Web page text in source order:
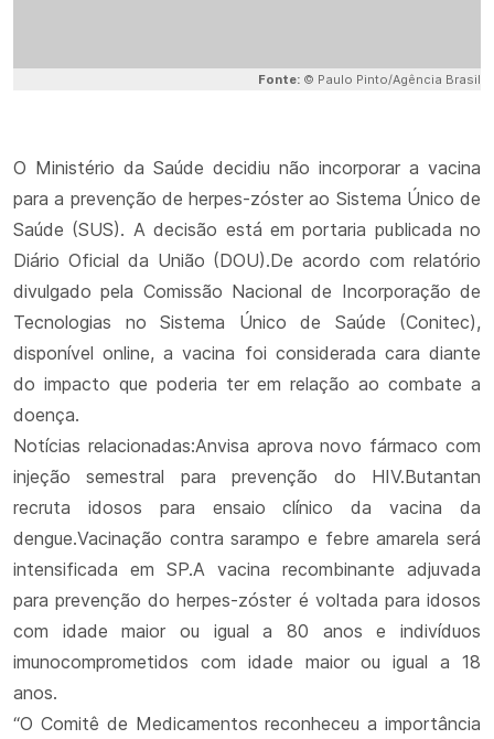
Fonte: © Paulo Pinto/Agência Brasil
O Ministério da Saúde decidiu não incorporar a vacina
para a prevenção de herpes-zóster ao Sistema Único de
Saúde (SUS). A decisão está em portaria publicada no
Diário Oficial da União (DOU).De acordo com relatório
divulgado pela Comissão Nacional de Incorporação de
Tecnologias no Sistema Único de Saúde (Conitec),
disponível online, a vacina foi considerada cara diante
do impacto que poderia ter em relação ao combate a
doença.
Notícias relacionadas:Anvisa aprova novo fármaco com
injeção semestral para prevenção do HIV.Butantan
recruta idosos para ensaio clínico da vacina da
dengue.Vacinação contra sarampo e febre amarela será
intensificada em SP.A vacina recombinante adjuvada
para prevenção do herpes-zóster é voltada para idosos
com idade maior ou igual a 80 anos e indivíduos
imunocomprometidos com idade maior ou igual a 18
anos.
“O Comitê de Medicamentos reconheceu a importância